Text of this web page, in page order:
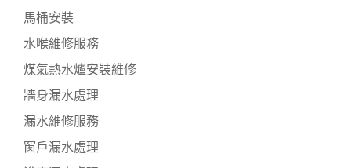
馬桶安裝
水喉維修服務
煤氣熱水爐安裝維修
牆身漏水處理
漏水維修服務
窗戶漏水處理